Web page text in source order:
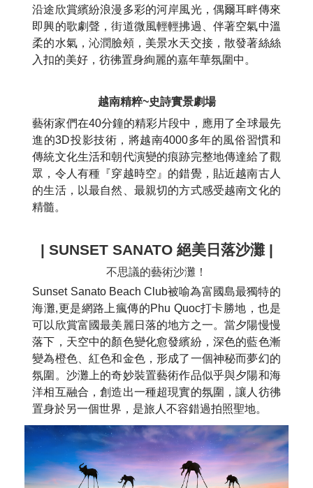
沿途欣賞繽紛浪漫多彩的河岸風光，偶爾耳畔傳來
即興的歌劇聲，街道微風輕輕拂過、伴著空氣中溫
柔的水氣，沁潤臉頰，美景水天交接，散發著絲絲
入扣的美好，彷彿置身絢麗的嘉年華氛圍中。
越南精粹~史詩實景劇場
藝術家們在40分鐘的精彩片段中，應用了全球最先
進的3D投影技術，將越南4000多年的風俗習慣和
傳統文化生活和朝代演變的痕跡完整地傳達給了觀
眾，令人有種『穿越時空』的錯覺，貼近越南古人
的生活，以最自然、最親切的方式感受越南文化的
精髓。
| SUNSET SANATO 絕美日落沙灘 |
不思議的藝術沙灘！
Sunset Sanato Beach Club被喻為富國島最獨特的
海灘,更是網路上瘋傳的Phu Quoc打卡勝地，也是
可以欣賞富國最美麗日落的地方之一。當夕陽慢慢
落下，天空中的顏色變化愈發繽紛，深色的藍色漸
變為橙色、紅色和金色，形成了一個神秘而夢幻的
氛圍。沙灘上的奇妙裝置藝術作品似乎與夕陽和海
洋相互融合，創造出一種超現實的氛圍，讓人彷彿
置身於另一個世界，是旅人不容錯過拍照聖地。